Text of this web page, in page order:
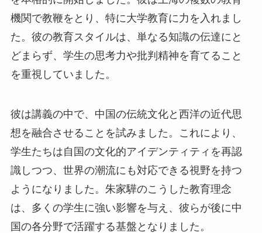
機関で教鞭をとり、特に大学教育に力を入れまし
た。彼の教育スタイルは、単なる知識の伝達にと
どまらず、学生の思考力や批判精神を育てること
を重視していました。
彼は講義の中で、中国の伝統文化と西洋の近代思
想を融合させることを試みました。これにより、
学生たちは自国の文化的アイデンティティを再認
識しつつ、世界の潮流にも対応できる視野を持つ
ようになりました。朱家驊のこうした教育理念
は、多くの学生に強い影響を与え、彼らが後に中
国の各分野で活躍する基盤となりました。